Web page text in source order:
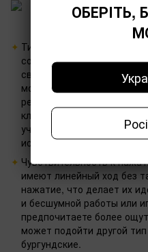
Тип использования:
собираетесь
свитчами. Если вам нужна
может потребоваться
реакции и легким
клавиатуру для работы
учитывать также комфорт
использовании.
Чувствительность к
имеют линейный ход без
нажатие, что делает их
и бесшумной работы или
предпочитаете более
может подойти другой
бургундские.
ОБЕРІТЬ,